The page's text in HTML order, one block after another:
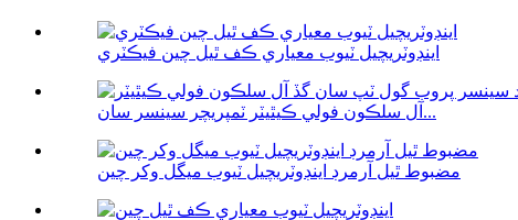
اينڊوٽريچيل ٽيوب معياري ڪف ٿيل چين فيڪٽري
آل سلڪون فولي ڪيٿيٽر ٽمپريچر سينسر سان...
مضبوط ٿيل آرمرڊ اينڊوٽريچيل ٽيوب ميگل وکر چين